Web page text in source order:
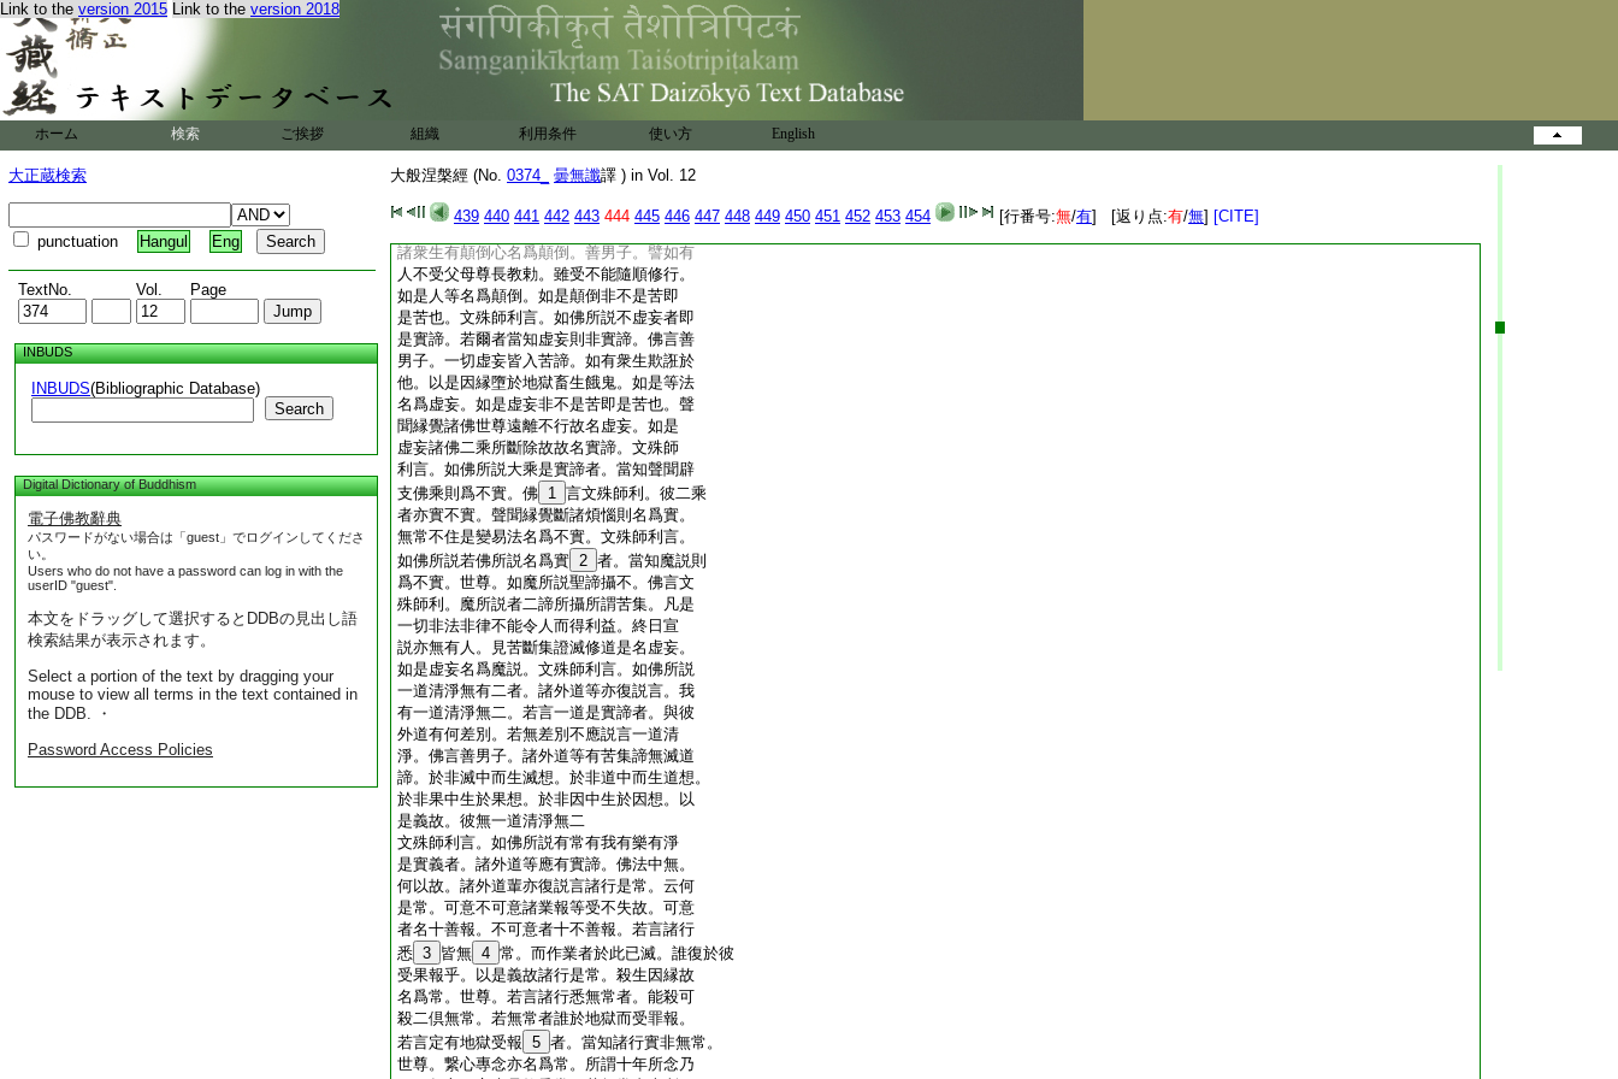
Link to the version 2015 Link to the version 2018
ホーム 検索 ご挨拶 組織 利用条件 使い方 English
大正蔵検索
punctuation Hangul Eng
TextNo. Vol. Page
INBUDS
INBUDS(Bibliographic Database)
Search
Digital Dictionary of Buddhism
電子佛教辭典
パスワードがない場合は「guest」でログインしてくださ
い。
Users who do not have a password can log in with the
userID "guest".
本文をドラッグして選択するとDDBの見出し語
検索結果が表示されます。
Select a portion of the text by dragging your
mouse to view all terms in the text contained in
the DDB. ・
Password Access Policies
大般涅槃經 (No. 0374_ 曇無讖譯 ) in Vol. 12
439 440 441 442 443 444 445 446 447 448 449 450 451 452 453 454 [行番号:無/有] [返り点:有/無] [CITE]
如是。復次善男子。言眞實者即是如來。如
來者即是眞實。眞實者即是虚空。虚空者即
是眞實。眞實者即是佛性。佛性者即是眞實。
文殊師利。有苦有苦因有苦盡有苦對。如來
非苦乃至非對。是故爲實不名爲諦。虚空佛
性亦復如是。苦者有爲有漏無樂。如來非有
爲非有漏湛然安樂是實非諦。文殊師利白
佛言。世尊。如佛所説不顛倒者名爲實諦。
若爾者四諦之中有四倒不。如其有者。云何
説言無有顛倒名爲實諦。一切顛倒不名爲
諸衆生有顛倒心名爲顛倒。善男子。譬如有
人不受父母尊長教勅。雖受不能隨順修行。
如是人等名爲顛倒。如是顛倒非不是苦即
是苦也。文殊師利言。如佛所説不虚妄者即
是實諦。若爾者當知虚妄則非實諦。佛言善
男子。一切虚妄皆入苦諦。如有衆生欺誑於
他。以是因縁墮於地獄畜生餓鬼。如是等法
名爲虚妄。如是虚妄非不是苦即是苦也。聲
聞縁覺諸佛世尊遠離不行故名虚妄。如是
虚妄諸佛二乘所斷除故故名實諦。文殊師
利言。如佛所説大乘是實諦者。當知聲聞辟
支佛乘則爲不實。佛 1 言文殊師利。彼二乘
者亦實不實。聲聞縁覺斷諸煩惱則名爲實。
無常不住是變易法名爲不實。文殊師利言。
如佛所説若佛所説名爲實 2 者。當知魔説則
爲不實。世尊。如魔所説聖諦攝不。佛言文
殊師利。魔所説者二諦所攝所謂苦集。凡是
一切非法非律不能令人而得利益。終日宣
説亦無有人。見苦斷集證滅修道是名虚妄。
如是虚妄名爲魔説。文殊師利言。如佛所説
一道清淨無有二者。諸外道等亦復説言。我
有一道清淨無二。若言一道是實諦者。與彼
外道有何差別。若無差別不應説言一道清
淨。佛言善男子。諸外道等有苦集諦無滅道
諦。於非滅中而生滅想。於非道中而生道想。
於非果中生於果想。於非因中生於因想。以
是義故。彼無一道清淨無二
文殊師利言。如佛所説有常有我有樂有淨
是實義者。諸外道等應有實諦。佛法中無。
何以故。諸外道輩亦復説言諸行是常。云何
是常。可意不可意諸業報等受不失故。可意
者名十善報。不可意者十不善報。若言諸行
悉 3 皆無 4 常。而作業者於此已滅。誰復於彼
受果報乎。以是義故諸行是常。殺生因縁故
名爲常。世尊。若言諸行悉無常者。能殺可
殺二倶無常。若無常者誰於地獄而受罪報。
若言定有地獄受報 5 者。當知諸行實非無常。
世尊。繋心專念亦名爲常。所謂十年所念乃